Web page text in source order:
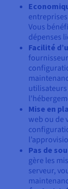
Vous
dépenses
Facilité
Mise en
web ou de
Pas de
gère les
serveur,